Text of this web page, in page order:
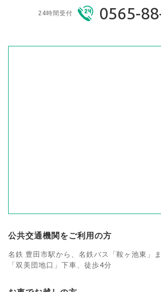
24時間受付 0565-
公共交通機関をご利用の方
名鉄 豊田市駅から、名鉄バス「鞍ヶ池東」
「双美団地口」下車、徒歩4分